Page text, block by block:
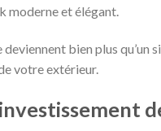
moderne et élégant.
bien plus qu’un
votre extérieur.